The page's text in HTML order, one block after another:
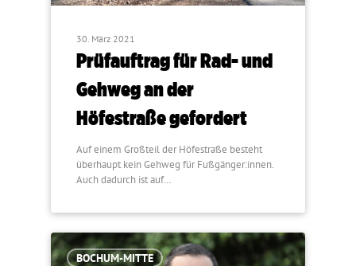
30. März 2021
Prüfauftrag für Rad- und
Gehweg an der
Höfestraße gefordert
Auf einem Großteil der Höfestraße besteht
überhaupt kein Gehweg für Fußgänger:innen.
Auch dadurch ist auf…
BOCHUM-MITTE